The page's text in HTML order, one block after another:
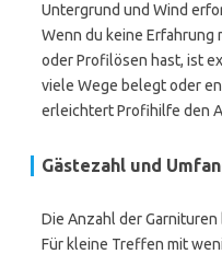
Untergrund und Wind
Wenn du keine Erfahrung
oder Profilösen hast, ist
viele Wege belegt oder
erleichtert Profihilfe den
Gästezahl und
Die Anzahl der
Für kleine Treffen mit